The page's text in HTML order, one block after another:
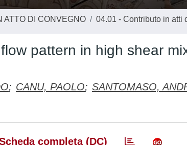
ATTO DI CONVEGNO 04.01 - Contributo in atti
pattern in high shear
; CANU, PAOLO; SANTOMASO,
completa (DC)